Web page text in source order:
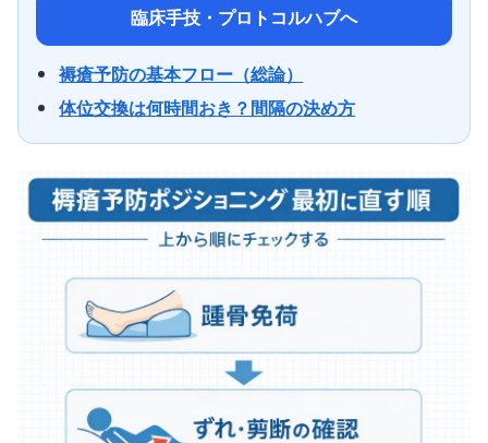
臨床手技・プロトコルハブへ
褥瘡予防の基本フロー（総論）
体位交換は何時間おき？間隔の決め方